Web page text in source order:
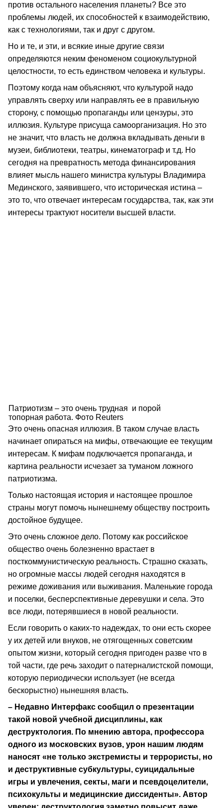
против остального населения планеты? Все это
проблемы людей, их способностей к взаимодействию,
как с технологиями, так и друг с другом.
Но и те, и эти, и всякие иные другие связи
определяются неким феноменом социокультурной
целостности, то есть единством человека и культуры.
Поэтому когда нам объясняют, что культурой надо
управлять сверху или направлять ее в правильную
сторону, с помощью пропаганды или цензуры, это
иллюзия. Культуре присуща самоорганизация. Но это
не значит, что власть не должна вкладывать деньги в
музеи, библиотеки, театры, кинематограф и т.д. Но
сегодня на превратность метода финансирования
влияет мысль нашего министра культуры Владимира
Мединского, заявившего, что историческая истина –
это то, что отвечает интересам государства, так, как эти
интересы трактуют носители высшей власти.
Патриотизм – это очень трудная и порой
топорная работа. Фото Reuters
Это очень опасная иллюзия. В таком случае власть
начинает опираться на мифы, отвечающие ее текущим
интересам. К мифам подключается пропаганда, и
картина реальности исчезает за туманом ложного
патриотизма.
Только настоящая история и настоящее прошлое
страны могут помочь нынешнему обществу построить
достойное будущее.
Это очень сложное дело. Потому как российское
общество очень болезненно врастает в
посткоммунистическую реальность. Страшно сказать,
но огромные массы людей сегодня находятся в
режиме доживания или выживания. Маленькие города
и поселки, бесперспективные деревушки и села. Это
все люди, потерявшиеся в новой реальности.
Если говорить о каких-то надеждах, то они есть скорее
у их детей или внуков, не отягощенных советским
опытом жизни, который сегодня пригоден разве что в
той части, где речь заходит о патерналистской помощи,
которую периодически использует (не всегда
бескорыстно) нынешняя власть.
– Недавно Интерфакс сообщил о презентации
такой новой учебной дисциплины, как
деструктология. По мнению автора, профессора
одного из московских вузов, урон нашим людям
наносят «не только экстремисты и террористы, но
и деструктивные субкультуры, суицидальные
игры и увлечения, секты, маги и псевдоцелители,
психокульты и медицинские диссиденты». Автор